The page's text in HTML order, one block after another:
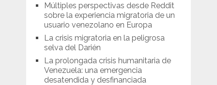
Múltiples perspectivas desde Reddit
sobre la experiencia migratoria de un
usuario venezolano en Europa
La crisis migratoria en la peligrosa
selva del Darién
La prolongada crisis humanitaria de
Venezuela: una emergencia
desatendida y desfinanciada